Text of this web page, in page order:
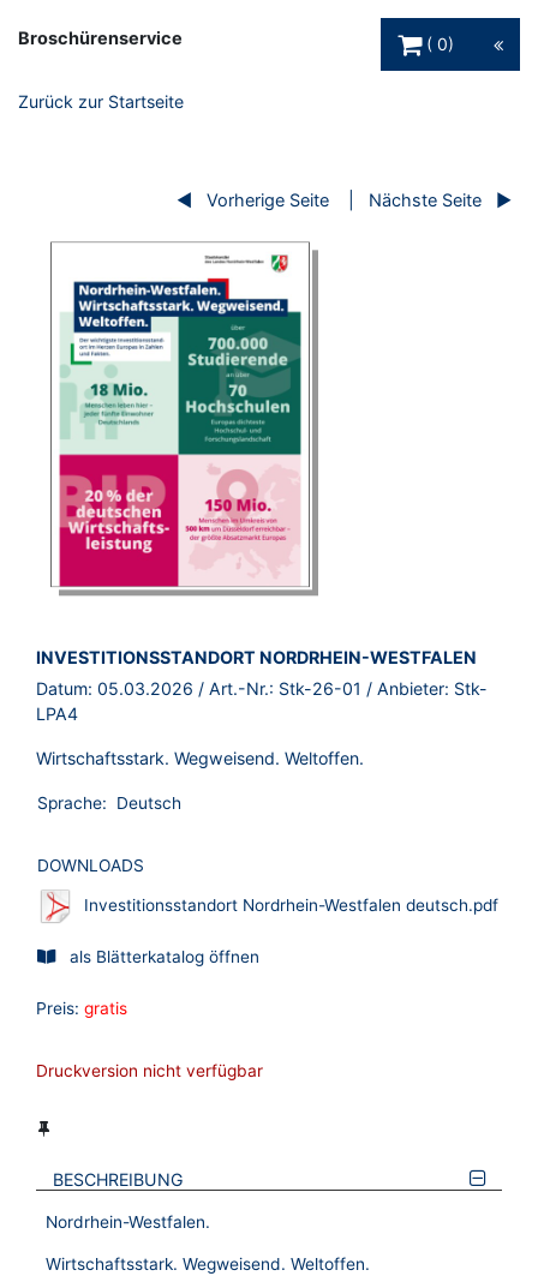
Broschürenservice
0
Zurück zur Startseite
Vorherige Seite Nächste Seite
BROSCHÜRE:
INVESTITIONSSTANDORT NORDRHEIN-WESTFALEN
Datum: 05.03.2026 / Art.-Nr.: Stk-26-01 / Anbieter: Stk-
LPA4
Wirtschaftsstark. Wegweisend. Weltoffen.
Sprache: Deutsch
DOWNLOADS
Investitionsstandort Nordrhein-Westfalen deutsch.pdf
als Blätterkatalog öffnen
Preis: gratis
Druckversion nicht verfügbar
BESCHREIBUNG
Nordrhein-Westfalen.
Wirtschaftsstark. Wegweisend. Weltoffen.